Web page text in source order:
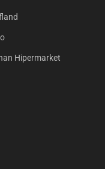
Hipermarket